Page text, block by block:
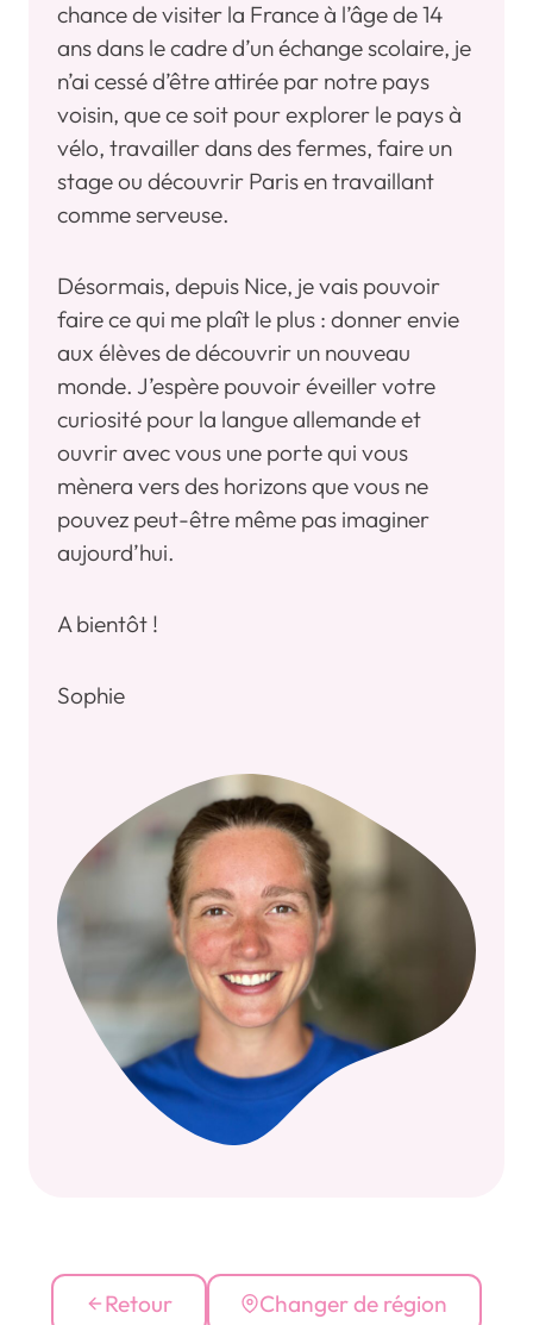
chance de visiter la France à l’âge de 14
ans dans le cadre d’un échange scolaire, je
n’ai cessé d’être attirée par notre pays
voisin, que ce soit pour explorer le pays à
vélo, travailler dans des fermes, faire un
stage ou découvrir Paris en travaillant
comme serveuse.
Désormais, depuis Nice, je vais pouvoir
faire ce qui me plaît le plus : donner envie
aux élèves de découvrir un nouveau
monde. J’espère pouvoir éveiller votre
curiosité pour la langue allemande et
ouvrir avec vous une porte qui vous
mènera vers des horizons que vous ne
pouvez peut-être même pas imaginer
aujourd’hui.
A bientôt !
Sophie
Retour Changer de région